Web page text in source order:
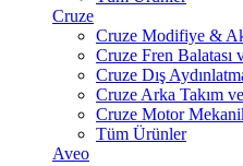
Cruze
Cruze Modifiye &
Cruze Fren Balatası
Cruze Dış
Cruze Arka Takım
Cruze Motor
Tüm Ürünler
Aveo